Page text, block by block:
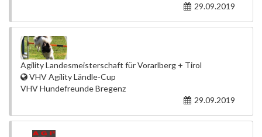
29.09.2019
Agility Landesmeisterschaft für Vorarlberg + Tirol
VHV Agility Ländle-Cup
VHV Hundefreunde Bregenz
29.09.2019